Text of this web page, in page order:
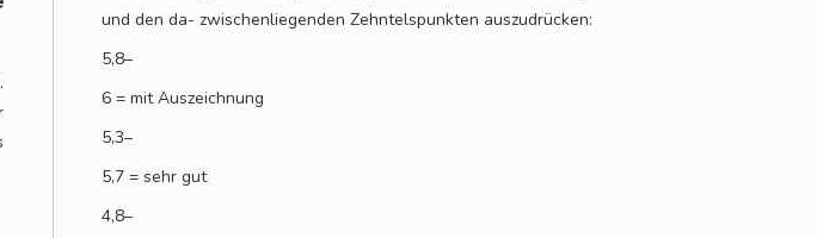
und den da- zwischenliegenden Zehntelspunkten auszudrücken:
5,8–
6 = mit Auszeichnung
5,3–
5,7 = sehr gut
4,8–